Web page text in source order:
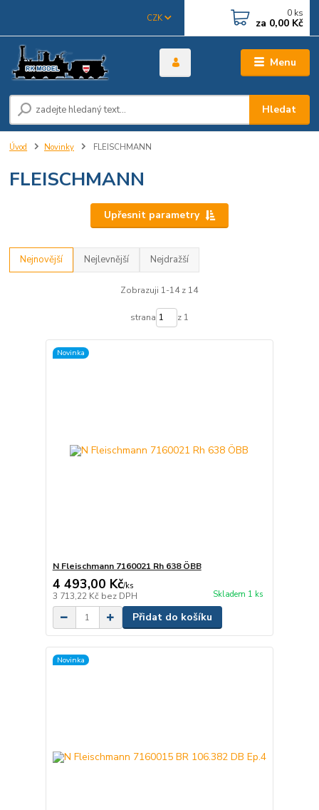
Menu
CZK
Hledat
0 ks
za 0,00 Kč
Úvod Novinky FLEISCHMANN
FLEISCHMANN
Upřesnit parametry
Nejnovější Nejlevnější Nejdražší
Zobrazuji 1-14 z 14
strana z 1
Novinka
N Fleischmann 7160021 Rh 638 ÖBB
4 493,00 Kč/ks
3 713,22 Kč bez DPH Skladem 1 ks
Přidat do košíku
Novinka